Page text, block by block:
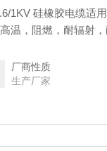
1KV 硅橡胶电缆适
温，阻燃，耐辐射
，焦化厂，石油，
厂商性质
生产厂家